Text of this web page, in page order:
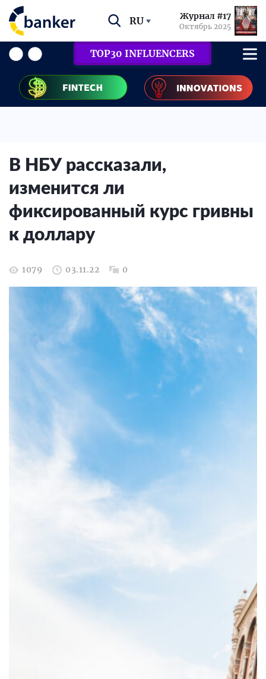
RU Журнал #17
Октябрь 2025
TOP30 INFLUENCERS
В НБУ рассказали,
изменится ли
фиксированный курс гривны
к доллару
1079 03.11.22 0